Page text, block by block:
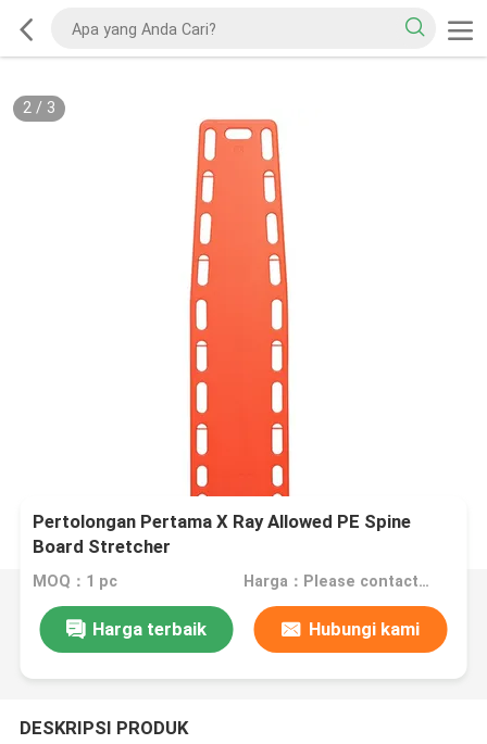
2/ 3
Pertolongan Pertama X Ray Allowed PE Spine
Board Stretcher
MOQ：1 pc Harga：Please contact us for the price
Harga terbaik Hubungi kami
DESKRIPSI PRODUK